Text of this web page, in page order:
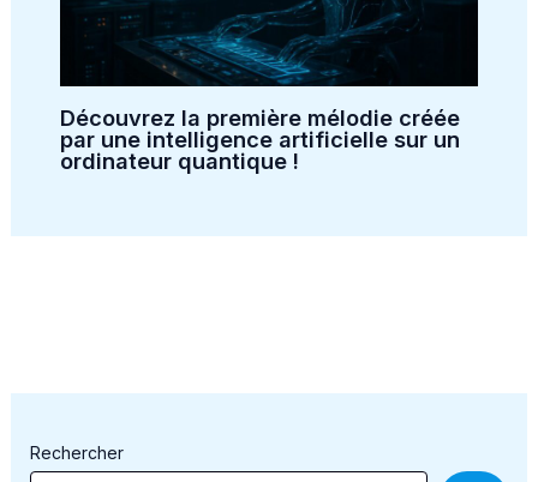
Découvrez la première mélodie créée
par une intelligence artificielle sur un
ordinateur quantique !
Rechercher